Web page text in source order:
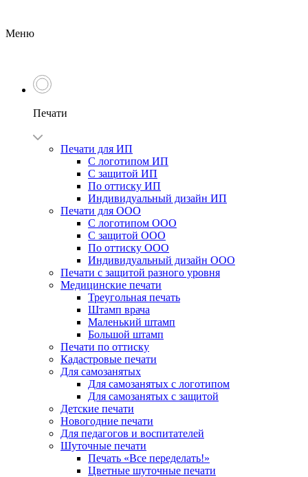
Меню
Печати
Печати для ИП
С логотипом ИП
С защитой ИП
По оттиску ИП
Индивидуальный дизайн ИП
Печати для ООО
С логотипом ООО
С защитой ООО
По оттиску ООО
Индивидуальный дизайн ООО
Печати с защитой разного уровня
Медицинские печати
Треугольная печать
Штамп врача
Маленький штамп
Большой штамп
Печати по оттиску
Кадастровые печати
Для самозанятых
Для самозанятых с логотипом
Для самозанятых с защитой
Детские печати
Новогодние печати
Для педагогов и воспитателей
Шуточные печати
Печать «Все переделать!»
Цветные шуточные печати